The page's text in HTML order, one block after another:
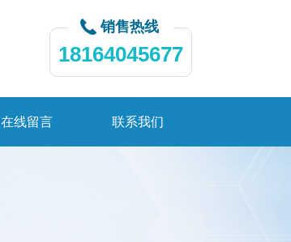
销售热线
18164045677
在线留言 联系我们